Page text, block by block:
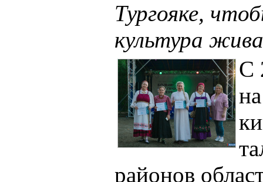
Тургояке,
культура жива
С
районов